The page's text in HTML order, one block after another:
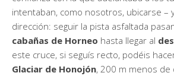
intentaban, como nosotros, ubicarse –
dirección: seguir la pista asfaltada
cabañas de Horneo hasta llegar al
este cruce, si seguís recto, podéis
Glaciar de Honojón, 200 m menos de